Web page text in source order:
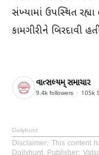
સંખ્યામાં ઉપસ્થિત
કામગીરીને બિરદાવી
વાત્સલ્યમ્ સમાચાર
9.4k followers 105k
Dailyhunt
Disclaimer: This content